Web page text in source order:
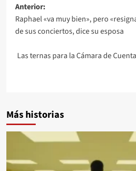
Anterior:
Raphael «va muy bien», pero
de sus conciertos, dice su esposa
Las ternas para la Cámara de
Más historias